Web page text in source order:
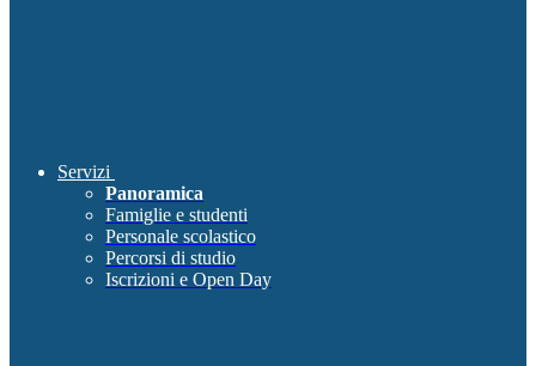
Servizi
Panoramica
Famiglie e studenti
Personale scolastico
Percorsi di studio
Iscrizioni e Open Day